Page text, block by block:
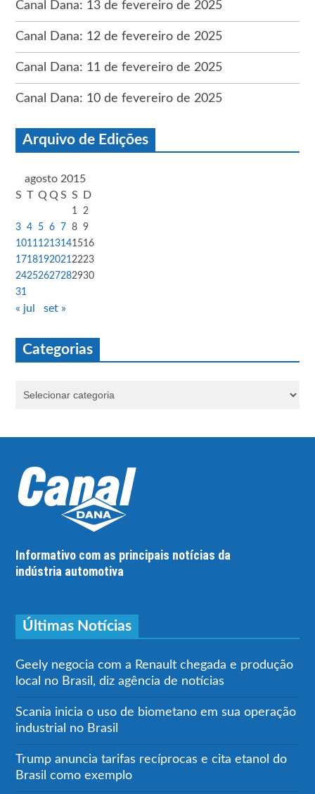
Canal Dana: 13 de fevereiro de 2025
Canal Dana: 12 de fevereiro de 2025
Canal Dana: 11 de fevereiro de 2025
Canal Dana: 10 de fevereiro de 2025
Arquivo de Edições
agosto 2015
S T Q Q S S D
1
2
3 4 5 6 7 8 9
1011 1213141516
1718192021 2223
24252627282930
31
« jul set »
Categorias
Informativo com as principais notícias da
indústria automotiva
Últimas Notícias
Geely negocia com a Renault chegada e produção
local no Brasil, diz agência de notícias
Scania inicia o uso de biometano em sua operação
industrial no Brasil
Trump anuncia tarifas recíprocas e cita etanol do
Brasil como exemplo